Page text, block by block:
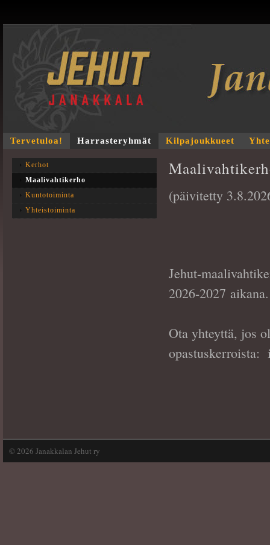
Tervetuloa! Harrasteryhmät Kilpajoukkueet
(päivitetty
Jehut-
2026-2027
Ota yhteyttä, jos
opastuskerroista:
Kerhot
Maalivahtikerho
Kuntotoiminta
Yhteistoiminta
© 2026 Janakkalan Jehut ry